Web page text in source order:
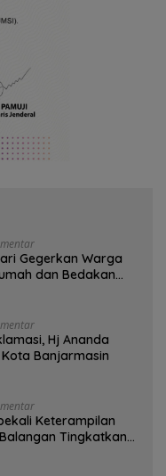
Gegerkan Warga
dan Bedakan
Hj Ananda
Kota Banjarmasin
Keterampilan
Tingkatkan